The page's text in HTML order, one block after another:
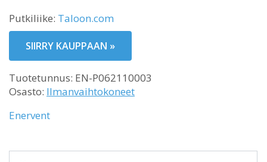
Putkiliike: Taloon.com
SIIRRY KAUPPAAN »
Tuotetunnus: EN-P062110003
Osasto: Ilmanvaihtokoneet
Enervent